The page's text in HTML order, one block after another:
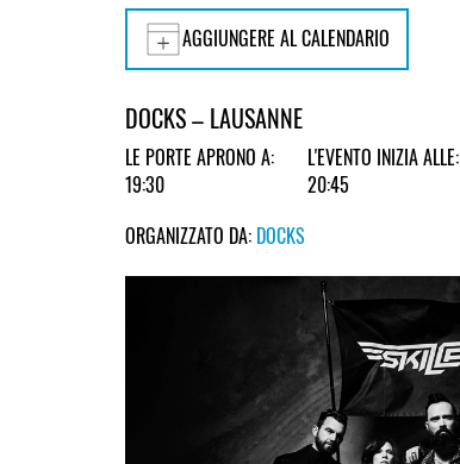
AGGIUNGERE AL CALENDARIO
DOCKS – LAUSANNE
LE PORTE APRONO A:
19:30
L'EVENTO INIZIA ALLE:
20:45
ORGANIZZATO DA: DOCKS